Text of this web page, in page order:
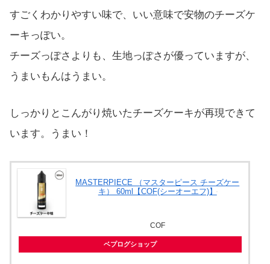
すごくわかりやすい味で、いい意味で安物のチーズケ
ーキっぽい。
チーズっぽさよりも、生地っぽさが優っていますが、
うまいもんはうまい。
しっかりとこんがり焼いたチーズケーキが再現できて
います。うまい！
MASTERPIECE （マスターピース チーズケー
キ） 60ml【COF(シーオーエフ)】
COF
ベプログショップ